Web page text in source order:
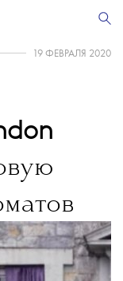
19 ФЕВРАЛЯ 2020